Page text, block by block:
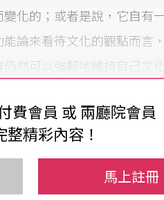
化的；或者是說，它自有
論來看待文化的觀點而言
然可以強韌地維持自己文
與角度，來試圖爲文化的複
代語言學方面的發展。面
程，台灣的原住民在音樂
費會員 或 兩廳院會員
整精彩內容！
馬上註冊